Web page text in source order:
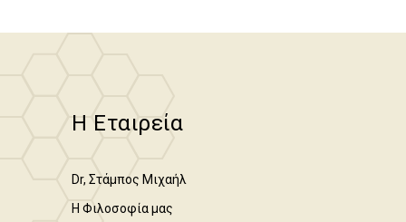
Η Εταιρεία
Dr, Στάμπος Μιχαήλ
Η Φιλοσοφία μας